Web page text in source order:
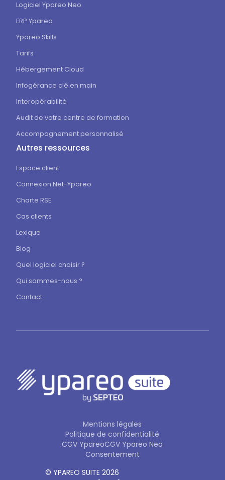
Logiciel Ypareo Neo
ERP Ypareo
Ypareo Skills
Tarifs
Hébergement Cloud
Infogérance clé en main
Interopérabilité
Audit de votre centre de formation
Accompagnement personnalisé
Autres ressources
Espace client
Connexion Net-Ypareo
Charte RSE
Cas clients
Lexique
Blog
Quel logiciel choisir ?
Qui sommes-nous ?
Contact
© YPAREO SUITE 2026
Mentions légales
Politique de confidentialité
CGV YpareoCGV Ypareo Neo
Consentement